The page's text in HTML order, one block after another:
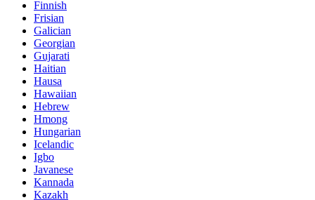
Finnish
Frisian
Galician
Georgian
Gujarati
Haitian
Hausa
Hawaiian
Hebrew
Hmong
Hungarian
Icelandic
Igbo
Javanese
Kannada
Kazakh